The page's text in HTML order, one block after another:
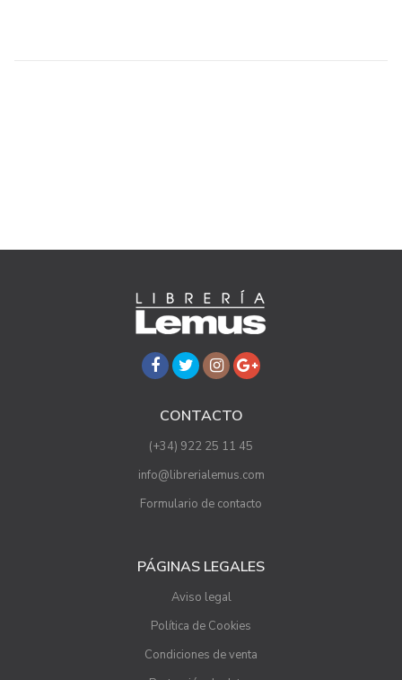
CONTACTO
(+34) 922 25 11 45
info@librerialemus.com
Formulario de contacto
PÁGINAS LEGALES
Aviso legal
Política de Cookies
Condiciones de venta